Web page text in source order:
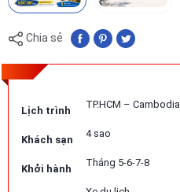
Chia sẻ
Lịch trình
TP.HCM – Cambodia
Khách sạn
4 sao
Khởi hành
Tháng 5-6-7-8